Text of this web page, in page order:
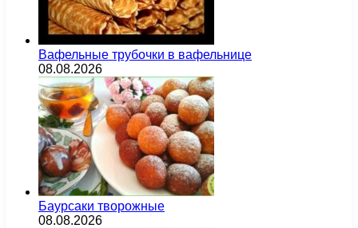
Вафельные трубочки в вафельнице
08.08.2026
Баурсаки творожные
08.08.2026